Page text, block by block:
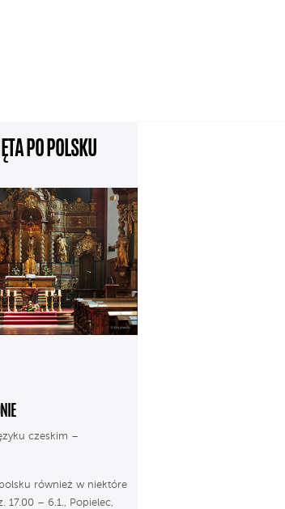
PO POLSKU
czeskim –
również w niektóre
17.00 – 6.1., Popielec,